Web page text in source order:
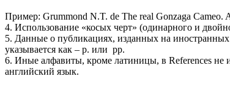
Пример: Grummond N.T. de The real Gonzaga Cameo.
4. Использование «косых черт» (одинарного и
5. Данные о публикациях, изданных на иностранных
указывается как – p. или pp.
6. Иные алфавиты, кроме латиницы, в References не
английский язык.